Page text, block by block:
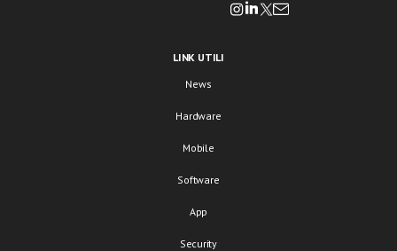
LINK UTILI
News
Hardware
Mobile
Software
App
Security